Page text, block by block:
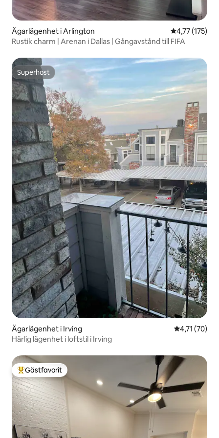
Ägarlägenhet i Arlington 4,77 av 5 i
4,77 (175)
Rustik charm | Arenan i Dallas | Gångavstånd till FIFA
Superhost
Superhost
Ägarlägenhet i Irving 4,71 av 5 i
4,71 (70)
Härlig lägenhet i loftstil i Irving
Populär gästfavorit
Gästfavorit